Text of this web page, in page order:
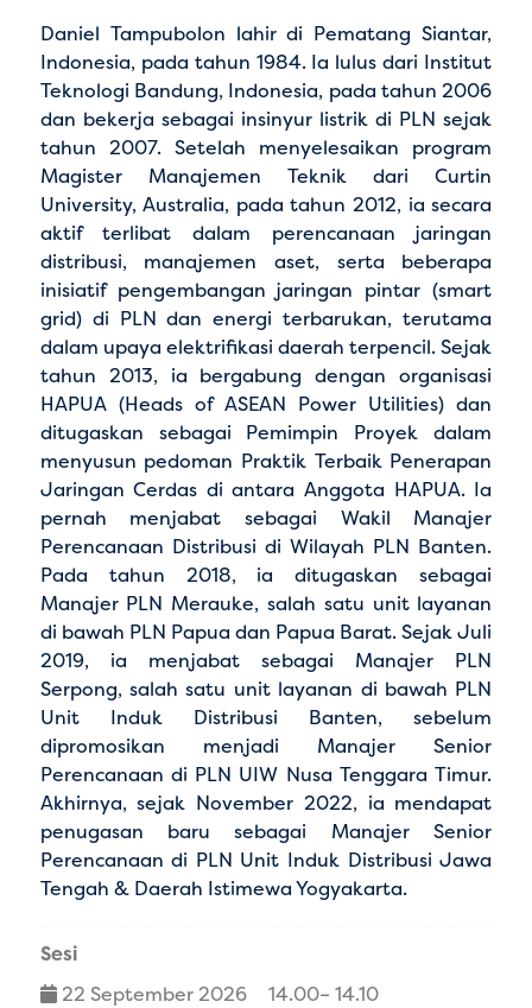
Daniel Tampubolon lahir di Pematang Siantar,
Indonesia, pada tahun 1984. Ia lulus dari Institut
Teknologi Bandung, Indonesia, pada tahun 2006
dan bekerja sebagai insinyur listrik di PLN sejak
tahun 2007. Setelah menyelesaikan program
Magister Manajemen Teknik dari Curtin
University, Australia, pada tahun 2012, ia secara
aktif terlibat dalam perencanaan jaringan
distribusi, manajemen aset, serta beberapa
inisiatif pengembangan jaringan pintar (smart
grid) di PLN dan energi terbarukan, terutama
dalam upaya elektrifikasi daerah terpencil. Sejak
tahun 2013, ia bergabung dengan organisasi
HAPUA (Heads of ASEAN Power Utilities) dan
ditugaskan sebagai Pemimpin Proyek dalam
menyusun pedoman Praktik Terbaik Penerapan
Jaringan Cerdas di antara Anggota HAPUA. Ia
pernah menjabat sebagai Wakil Manajer
Perencanaan Distribusi di Wilayah PLN Banten.
Pada tahun 2018, ia ditugaskan sebagai
Manajer PLN Merauke, salah satu unit layanan
di bawah PLN Papua dan Papua Barat. Sejak Juli
2019, ia menjabat sebagai Manajer PLN
Serpong, salah satu unit layanan di bawah PLN
Unit Induk Distribusi Banten, sebelum
dipromosikan menjadi Manajer Senior
Perencanaan di PLN UIW Nusa Tenggara Timur.
Akhirnya, sejak November 2022, ia mendapat
penugasan baru sebagai Manajer Senior
Perencanaan di PLN Unit Induk Distribusi Jawa
Tengah & Daerah Istimewa Yogyakarta.
Sesi
22 September 2026
14.00– 14.10